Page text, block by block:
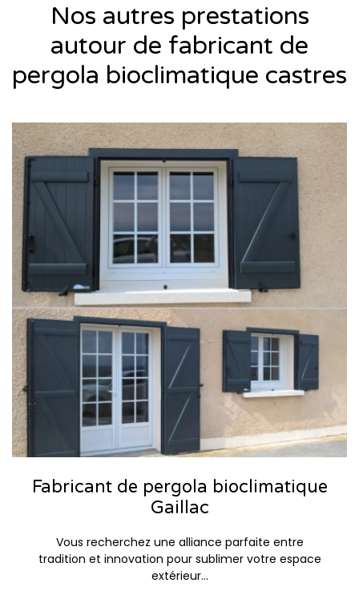
Nos autres prestations
autour de fabricant de
pergola bioclimatique castres
Fabricant de pergola bioclimatique
Gaillac
Vous recherchez une alliance parfaite entre
tradition et innovation pour sublimer votre espace
extérieur...